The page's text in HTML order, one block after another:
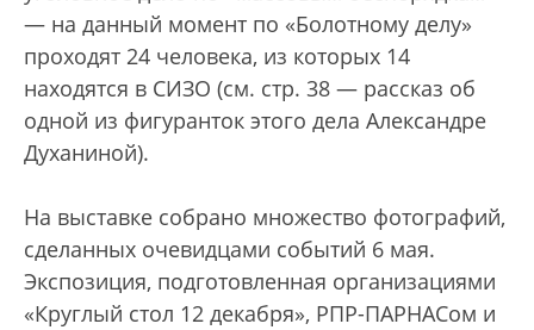
— на данный момент по «Болотному делу»
проходят 24 человека, из которых 14
находятся в СИЗО (см. стр. 38 — рассказ об
одной из фигуранток этого дела Александре
Духаниной).
На выставке собрано множество фотографий,
сделанных очевидцами событий 6 мая.
Экспозиция, подготовленная организациями
«Круглый стол 12 декабря», РПР-ПАРНАСом и